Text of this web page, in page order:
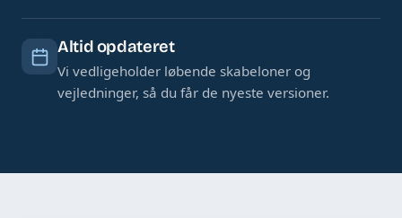
Altid opdateret
Vi vedligeholder løbende skabeloner og
vejledninger, så du får de nyeste versioner.